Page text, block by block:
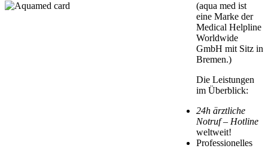
(aqua med ist
eine Marke der
Medical Helpline
Worldwide
GmbH mit Sitz in
Bremen.)
Die Leistungen
im Überblick:
24h ärztliche
Notruf – Hotline
weltweit!
Professionelles